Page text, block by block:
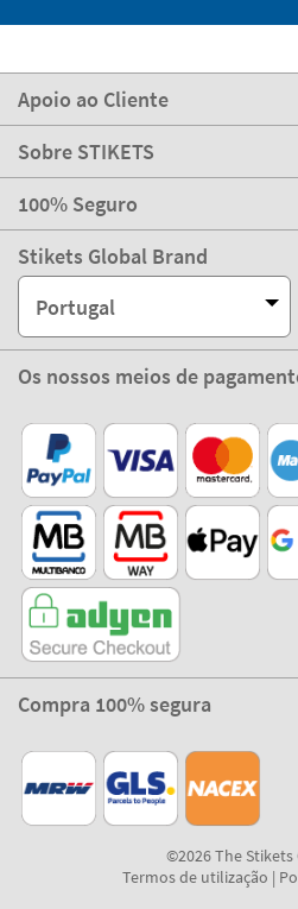
Apoio ao Cliente
Sobre STIKETS
100% Seguro
Stikets Global Brand
Portugal
Os nossos meios de
Compra 100% segura
©2026 The
Termos de utilização |